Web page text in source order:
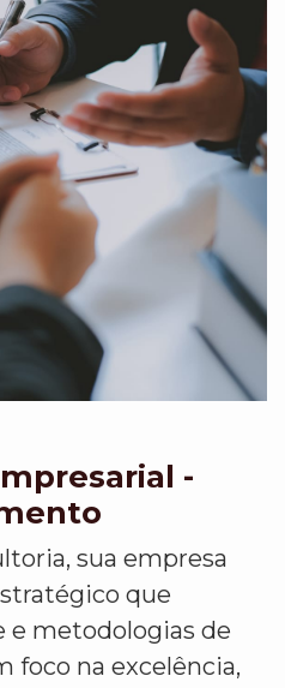
-
sua empresa
que
e metodologias de
foco na excelência,